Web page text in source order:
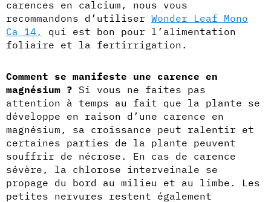
carences en calcium, nous vous
recommandons d’utiliser Wonder Leaf Mono
Ca 14,
qui est bon pour l’alimentation
foliaire et la fertirrigation.
Comment se manifeste une carence en
magnésium ? Si vous ne faites pas
attention à temps au fait que la plante se
développe en raison d’une carence en
magnésium, sa croissance peut ralentir et
certaines parties de la plante peuvent
souffrir de nécrose. En cas de carence
sévère, la chlorose interveinale se
propage du bord au milieu et au limbe. Les
petites nervures restent également